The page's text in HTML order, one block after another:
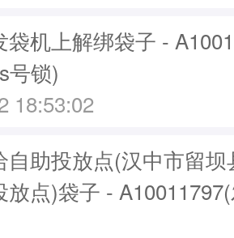
袋机上解绑袋子 -
号锁)
18:53:02
自助投放点(汉中市留
放点)袋子 -